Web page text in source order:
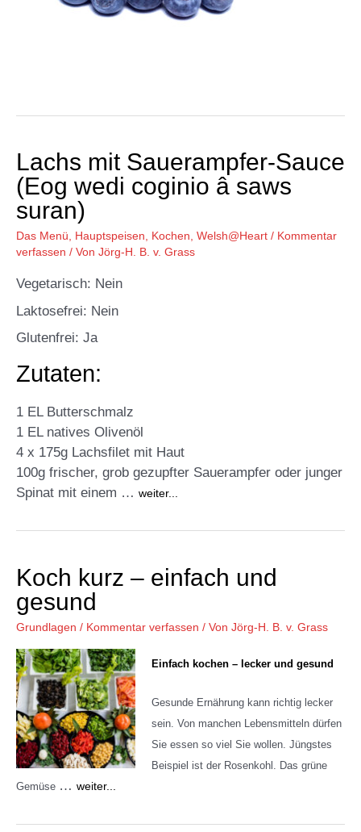
Lachs mit Sauerampfer-Sauce
(Eog wedi coginio â saws
suran)
Das Menü, Hauptspeisen, Kochen, Welsh@Heart / Kommentar
verfassen / Von Jörg-H. B. v. Grass
Vegetarisch: Nein
Laktosefrei: Nein
Glutenfrei: Ja
Zutaten:
1 EL Butterschmalz
1 EL natives Olivenöl
4 x 175g Lachsfilet mit Haut
100g frischer, grob gezupfter Sauerampfer oder junger
Spinat mit einem … weiter...
Koch kurz – einfach und
gesund
Grundlagen / Kommentar verfassen / Von Jörg-H. B. v. Grass
Einfach kochen – lecker und gesund
Gesunde Ernährung kann richtig lecker
sein. Von manchen Lebensmitteln dürfen
Sie essen so viel Sie wollen. Jüngstes
Beispiel ist der Rosenkohl. Das grüne
Gemüse … weiter...